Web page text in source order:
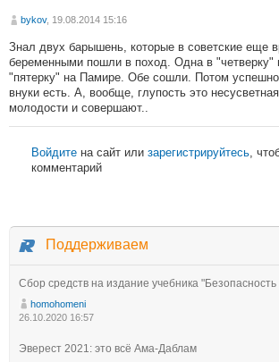
bykov, 19.08.2014 15:16
Знал двух барышень, которые в советские еще
беременными пошли в поход. Одна в "четверку"
"пятерку" на Памире. Обе сошли. Потом
внуки есть. А, вообще, глупость это
молодости и совершают..
Войдите на сайт или зарегистрируйтесь ,
комментарий
Поддерживаем
Сбор средств на издание учебника
homohomeni
26.10.2020 16:57
Эверест 2021: это всё Ама-Даблам